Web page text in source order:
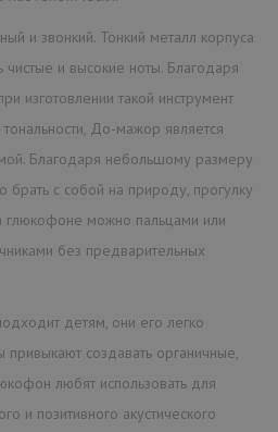
и звонкий. Тонкий металл корпуса
чистые и высокие ноты. Благодаря
изготовлении такой инструмент
До-мажор является
Благодаря небольшому размеру
брать с собой на природу, прогулку
глюкофоне можно пальцами или
без предварительных
детям, они его легко
создавать органичные,
любят использовать для
и позитивного акустического